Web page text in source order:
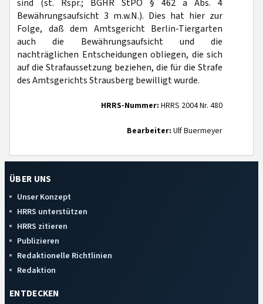
sind (st. Rspr.; BGHR StPO § 462 a Abs. 4
Bewährungsaufsicht 3 m.w.N.). Dies hat hier zur
Folge, daß dem Amtsgericht Berlin-Tiergarten
auch die Bewährungsaufsicht und die
nachträglichen Entscheidungen obliegen, die sich
auf die Strafaussetzung beziehen, die für die Strafe
des Amtsgerichts Strausberg bewilligt wurde.
HRRS-Nummer: HRRS 2004 Nr. 480
Bearbeiter: Ulf Buermeyer
ÜBER UNS
Unser Konzept
HRRS unterstützen
HRRS zitieren
Publizieren
Redaktionelle Richtlinien
Redaktion
ENTDECKEN